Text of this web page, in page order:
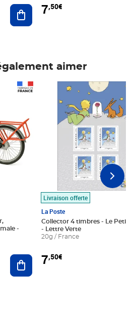
Ajouter au panier
7,50€
aimer
Ajouter au panier
Livraison offerte
La Poste
Collector 4 timbres - Le Petit
- Lettre Verte
20g / France
7,50€
Prix 7,50€